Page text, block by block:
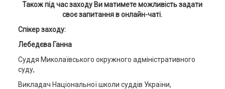
Також під час заходу Ви матимете можливість задати
своє запитання в онлайн-чаті.
Спікер заходу:
Лебедєва Ганна
Суддя Миколаївського окружного адміністративного
суду,
Викладач Національної школи суддів України,